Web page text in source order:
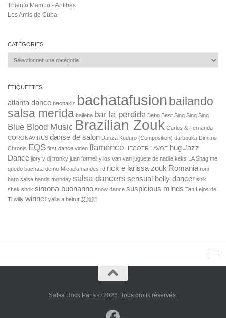
Thierito Mambo - Antibes
Les Amis de Cuba
CATÉGORIES
Catégories
ÉTIQUETTES
atlanta dance bachakiz bachatafusion bailando
salsa merida baileba bar la perdida Bebo Best Sing Sing Sing
Blue Blood Music Brazilian Zouk Carlos & Fernanda
CORONAVIRUS danse de salon Danza Kuduro (Composition) darbouka Dimitris
Chronis EQS first dance video flamenco HECOTR LAVOE hugJazz
Dance jiory y dj tronky juan formell y los van van juguete de nadie keks LA Shag me
quedo bachata demo Micaela nandes rd rick e larissa zouk Romania roni
baro salsa bands monday salsa dancers sensual belly dancer shik
shak shok simona buonanno snow dance suspicious minds Tan Lejos de
Ti willy winner yalla a beirut 艾維斯
Salsa Rock Paris © 2026. Tous droits réservés.